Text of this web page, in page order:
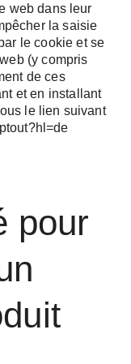
web dans leur
la saisie
le cookie et se
(y compris
de ces
et en installant
le lien suivant
pour